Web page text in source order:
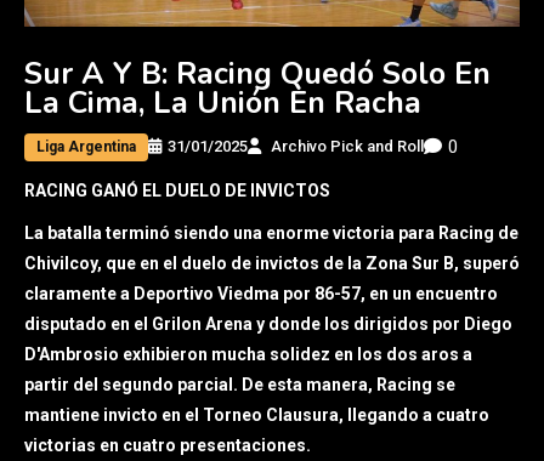
Sur A Y B: Racing Quedó Solo En
La Cima, La Unión En Racha
Liga Argentina 31/01/2025 Archivo Pick and Roll 0
RACING GANÓ EL DUELO DE INVICTOS
La batalla terminó siendo una enorme victoria para Racing de
Chivilcoy, que en el duelo de invictos de la Zona Sur B, superó
claramente a Deportivo Viedma por 86-57, en un encuentro
disputado en el Grilon Arena y donde los dirigidos por Diego
D'Ambrosio exhibieron mucha solidez en los dos aros a
partir del segundo parcial. De esta manera, Racing se
mantiene invicto en el Torneo Clausura, llegando a cuatro
victorias en cuatro presentaciones.